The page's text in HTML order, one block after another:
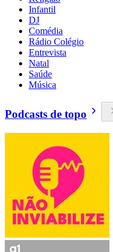
Infantil
DJ
Comédia
Rádio Colégio
Entrevista
Natal
Saúde
Música
Podcasts de topo